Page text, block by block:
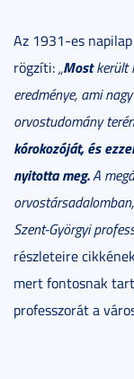
Az 1931-es napilap
rögzíti:„Mostkerült
eredménye, ami
orvostudomány
kórokozóját, és
nyitotta meg.A
Szent-Györgyi
részleteire
mert fontosnak
professzorát a